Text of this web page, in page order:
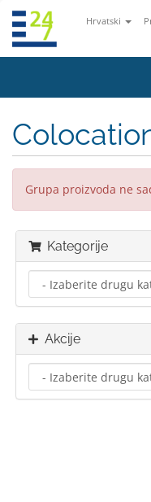
Hrvatski
Grupa proizvoda ne
Kategorije
Akcije